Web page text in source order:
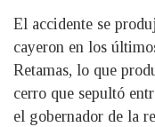
El accidente se
cayeron en los
Retamas, lo que
cerro que sepultó
el gobernador de la